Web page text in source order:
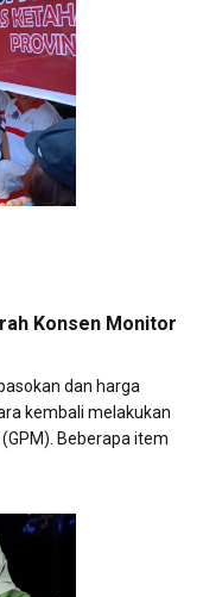
Konsen Monitor
dan harga
kembali melakukan
Beberapa item